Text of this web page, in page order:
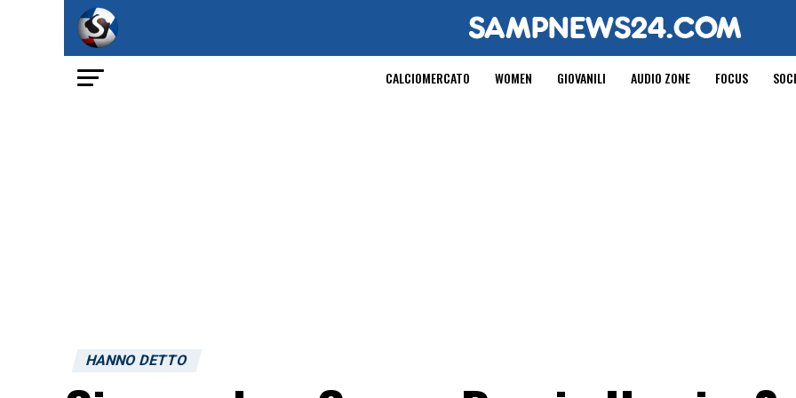
CALCIOMERCATO WOMEN GIOVANILI AUDIO ZONE FOCUS
HANNO DETTO